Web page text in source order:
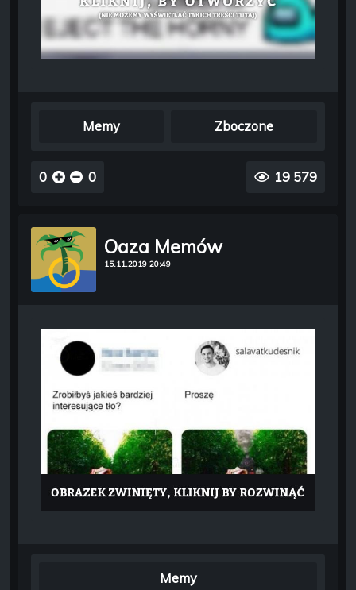
Memy Zboczone
0 0 19 579
Oaza Memów
15.11.2019 20:49
Memy